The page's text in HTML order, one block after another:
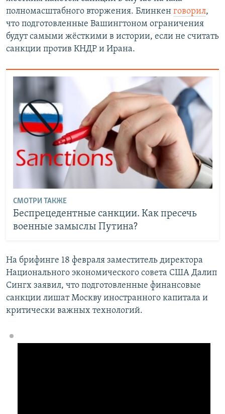
полномасштабного вторжения. Блинкен говорил,
что подготовленные Вашингтоном ограничения
будут самыми жёсткими в истории, если не считать
санкции против КНДР и Ирана.
СМОТРИ ТАКЖЕ
Беспрецедентные санкции. Как пресечь
военные замыслы Путина?
На брифинге 18 февраля заместитель директора
Национального экономического совета США Далип
Сингх заявил, что подготовленные финансовые
санкции лишат Москву иностранного капитала и
критически важных технологий.